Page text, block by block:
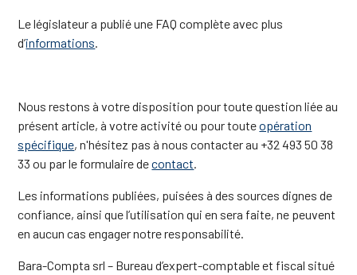
Le législateur a publié une FAQ complète avec plus
d’informations
Nous restons à votre disposition pour toute question liée au
présent article, à votre activité ou pour touteopération
spécifique, n'hésitez pas à nous contacter au +32 493 50 38
33 ou par le formulaire decontact
Les informations publiées, puisées à des sources dignes de
confiance, ainsi que l’utilisation qui en sera faite, ne peuvent
en aucun cas engager notre responsabilité.
Bara-Compta srl – Bureau d’expert-comptable et fiscal situé